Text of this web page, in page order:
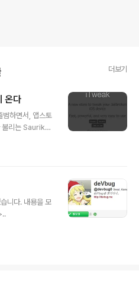
더보기
온다
하면서, 앱스토
불리는 Saurik의
용자 모두에게
점들입니다.
항하고자 지난 2
주목받지도 못
로세서와 A5
니다. 내용을 모